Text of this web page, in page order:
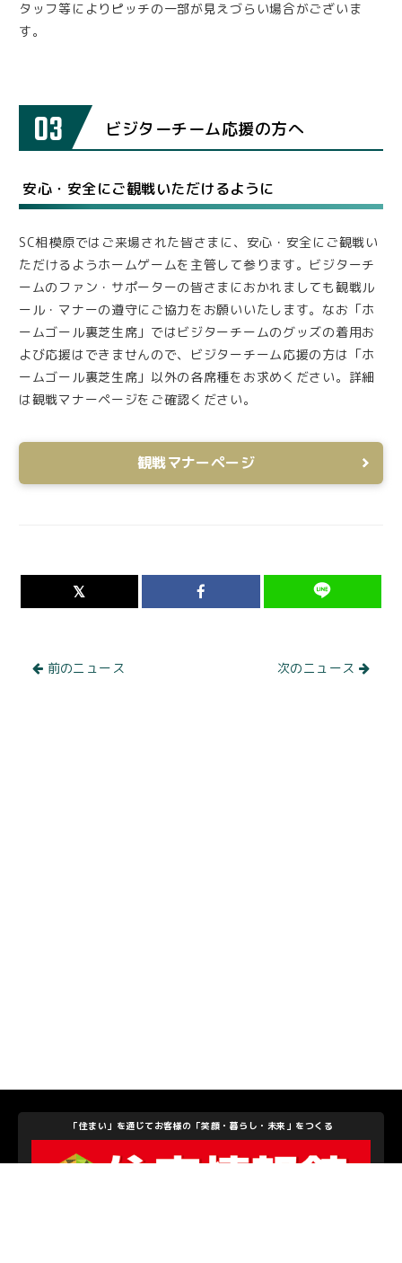
タッフ等によりピッチの一部が見えづらい場合がございま
す。
03 ビジターチーム応援の方へ
安心・安全にご観戦いただけるように
SC相模原ではご来場された皆さまに、安心・安全にご観戦い
ただけるようホームゲームを主管して参ります。ビジターチ
ームのファン・サポーターの皆さまにおかれましても観戦ル
ール・マナーの遵守にご協力をお願いいたします。なお「ホ
ームゴール裏芝生席」ではビジターチームのグッズの着用お
よび応援はできませんので、ビジターチーム応援の方は「ホ
ームゴール裏芝生席」以外の各席種をお求めください。詳細
は観戦マナーページをご確認ください。
観戦マナーページ
前のニュース 次のニュース
「住まい」を通じてお客様の「笑顔・暮らし・未来」をつくる